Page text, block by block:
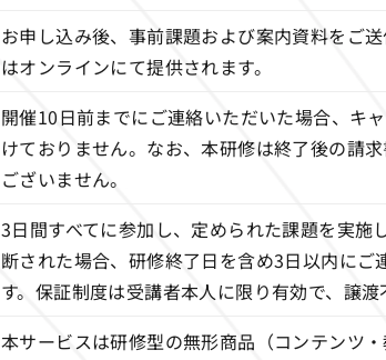
お申し込み後、事前課題および案内資料をご
はオンラインにて提供されます。
開催10日前までにご連絡いただいた場合、キ
けておりません。なお、本研修は終了後の請
ございません。
3日間すべてに参加し、定められた課題を実
断された場合、研修終了日を含め3日以内に
す。保証制度は受講者本人に限り有効で、譲渡
本サービスは研修型の無形商品（コンテンツ・